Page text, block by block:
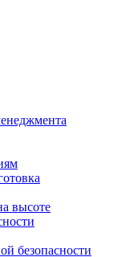
высоте
безопасности